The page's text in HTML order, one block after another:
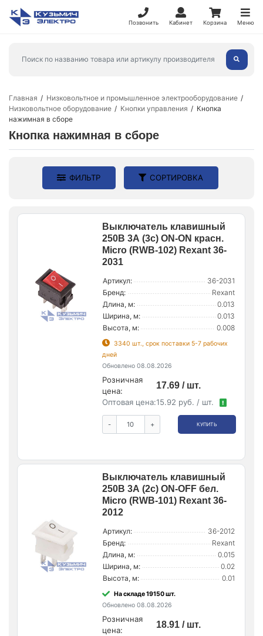
Позвонить Кабинет Корзина Меню
Главная
Низковольтное и промышленное электрооборудование
Низковольтное оборудование
Кнопки управления
Кнопка
нажимная в сборе
Кнопка нажимная в сборе
ФИЛЬТР СОРТИРОВКА
Выключатель клавишный
250В 3А (3с) ON-ON красн.
Micro (RWB-102) Rexant 36-
2031
Артикул:
36-2031
Бренд:
Rexant
Длина, м:
0.013
Ширина, м:
0.013
Высота, м:
0.008
3340 шт., срок поставки 5-7 рабочих
дней
Обновлено 08.08.2026
Розничная
цена:
17.69 / шт.
Оптовая цена:15.92 руб. / шт. !
- + КУПИТЬ
Выключатель клавишный
250В 3А (2с) ON-OFF бел.
Micro (RWB-101) Rexant 36-
2012
Артикул:
36-2012
Бренд:
Rexant
Длина, м:
0.015
Ширина, м:
0.02
Высота, м:
0.01
На складе 19150 шт.
Обновлено 08.08.2026
Розничная
цена:
18.91 / шт.